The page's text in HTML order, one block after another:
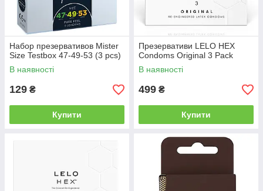
Набор презервативов Mister
Size Testbox 47-49-53 (3 pcs)
В наявності
129 ₴
Купити
Презервативи LELO HEX
Condoms Original 3 Pack
В наявності
499 ₴
Купити